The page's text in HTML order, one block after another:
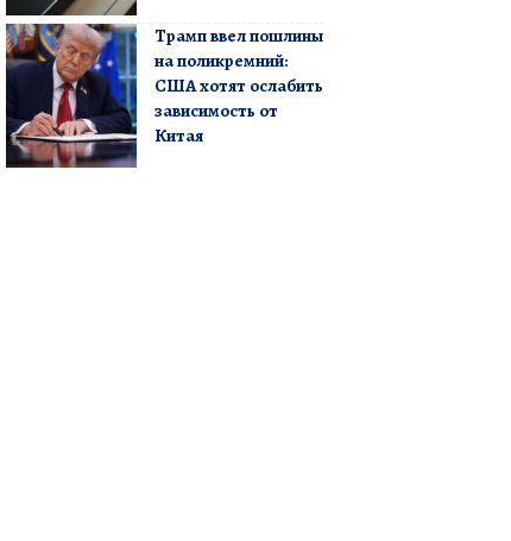
Трамп ввел пошлины
на поликремний:
США хотят ослабить
зависимость от
Китая